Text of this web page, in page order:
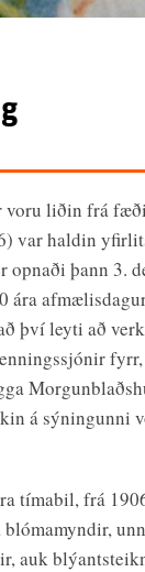
voru liðin frá
var haldin
opnaði þann 3.
ára
því leyti að
á sýningunni
tímabil, frá
auk